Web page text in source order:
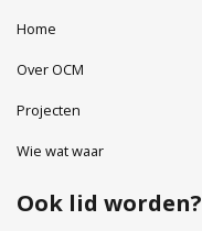
Home
Over OCM
Projecten
Wie wat waar
Ook lid worden?